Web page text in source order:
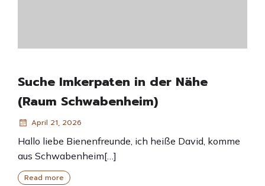
Suche Imkerpaten in der Nähe
(Raum Schwabenheim)
April 21, 2026
Hallo liebe Bienenfreunde, ich heiße David, komme
aus Schwabenheim[…]
Read more